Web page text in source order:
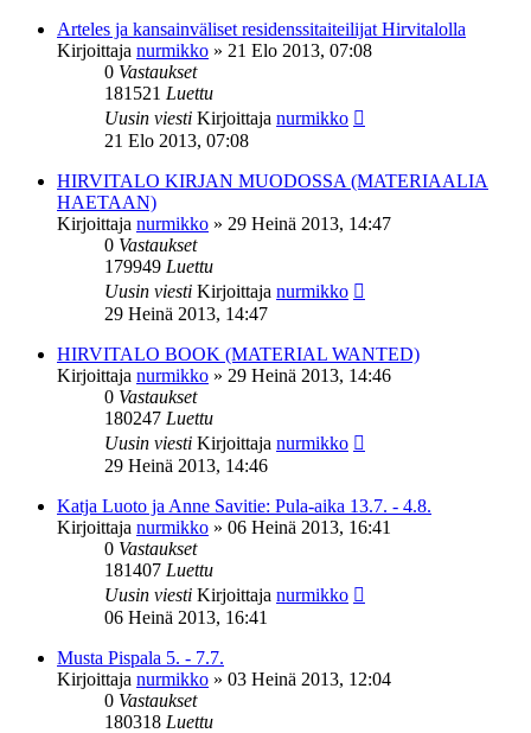
Arteles ja kansainväliset residenssitaiteilijat Hirvitalolla
Kirjoittaja nurmikko » 21 Elo 2013, 07:08
0 Vastaukset
181521 Luettu
Uusin viesti Kirjoittaja nurmikko
21 Elo 2013, 07:08
HIRVITALO KIRJAN MUODOSSA (MATERIAALIA
HAETAAN)
Kirjoittaja nurmikko » 29 Heinä 2013, 14:47
0 Vastaukset
179949 Luettu
Uusin viesti Kirjoittaja nurmikko
29 Heinä 2013, 14:47
HIRVITALO BOOK (MATERIAL WANTED)
Kirjoittaja nurmikko » 29 Heinä 2013, 14:46
0 Vastaukset
180247 Luettu
Uusin viesti Kirjoittaja nurmikko
29 Heinä 2013, 14:46
Katja Luoto ja Anne Savitie: Pula-aika 13.7. - 4.8.
Kirjoittaja nurmikko » 06 Heinä 2013, 16:41
0 Vastaukset
181407 Luettu
Uusin viesti Kirjoittaja nurmikko
06 Heinä 2013, 16:41
Musta Pispala 5. - 7.7.
Kirjoittaja nurmikko » 03 Heinä 2013, 12:04
0 Vastaukset
180318 Luettu